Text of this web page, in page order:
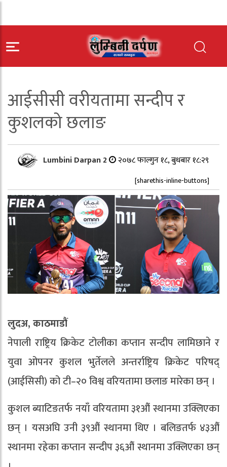
आईसीसी वरीयतामा सन्दीप र
कुशलको छलाङ
Lumbini Darpan 2 २०७८ फाल्गुन १८, बुधबार १८:२९
[sharethis-inline-buttons]
लुदअ, काठमाडौं
नेपाली राष्ट्रिय क्रिकेट टोलीका कप्तान सन्दीप लामिछाने र
युवा ओपनर कुशल भुर्तेलले अन्तर्राष्ट्रिय क्रिकेट परिषद्
(आईसिसी) को टी–२० विश्व वरियतामा छलाङ मारेका छन् ।
कुशल ब्याटिङतर्फ नयाँ वरियतामा ३१औं स्थानमा उक्लिएका
छन् । यसअघि उनी ३९औं स्थानमा थिए । बलिङतर्फ ४३औं
स्थानमा रहेका कप्तान सन्दीप ३६औं स्थानमा उक्लिएका छन्